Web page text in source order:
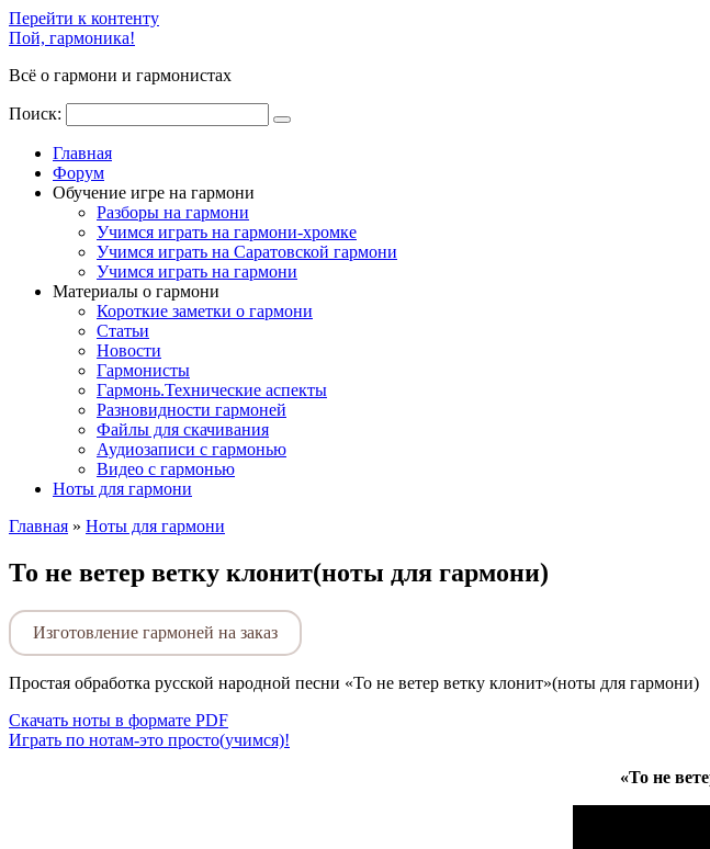
Перейти к контенту
Пой, гармоника!
Всё о гармони и гармонистах
Поиск:
Главная
Форум
Обучение игре на гармони
Разборы на гармони
Учимся играть на гармони-хромке
Учимся играть на Саратовской гармони
Учимся играть на гармони
Материалы о гармони
Короткие заметки о гармони
Cтатьи
Новости
Гармонисты
Гармонь.Технические аспекты
Разновидности гармоней
Файлы для скачивания
Аудиозаписи с гармонью
Видео с гармонью
Ноты для гармони
Главная » Ноты для гармони
То не ветер ветку клонит(ноты для гармони)
Изготовление гармоней на заказ
Простая обработка русской народной песни «То не ветер ветку клонит»(ноты для гармони)
Скачать ноты в формате PDF
Играть по нотам-это просто(учимся)!
«То не